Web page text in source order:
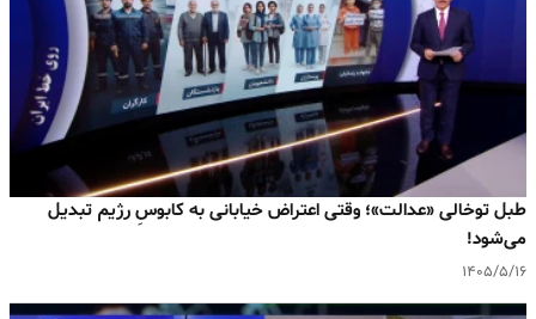
طبل توخالی «عدالت»؛ وقتی اعتراض خیابانی به کابوسِ رژیم تبدیل
می‌شود!
۱۴۰۵/۵/۱۶